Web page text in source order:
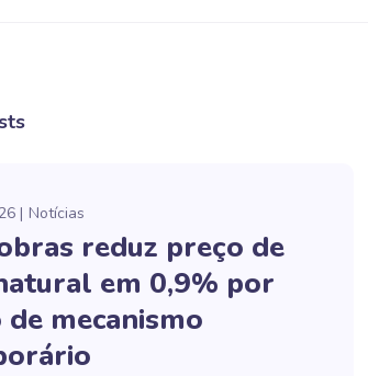
Notícias
reduz preço de
em 0,9% por
de mecanismo